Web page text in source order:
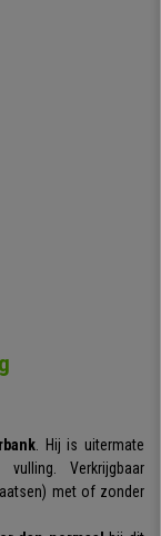
. Hij is uitermate
Verkrijgbaar
met of zonder